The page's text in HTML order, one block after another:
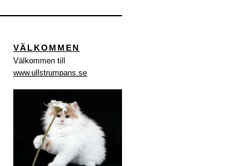
VÄLKOMMEN
Välkommen till
www.ullstrumpans.se